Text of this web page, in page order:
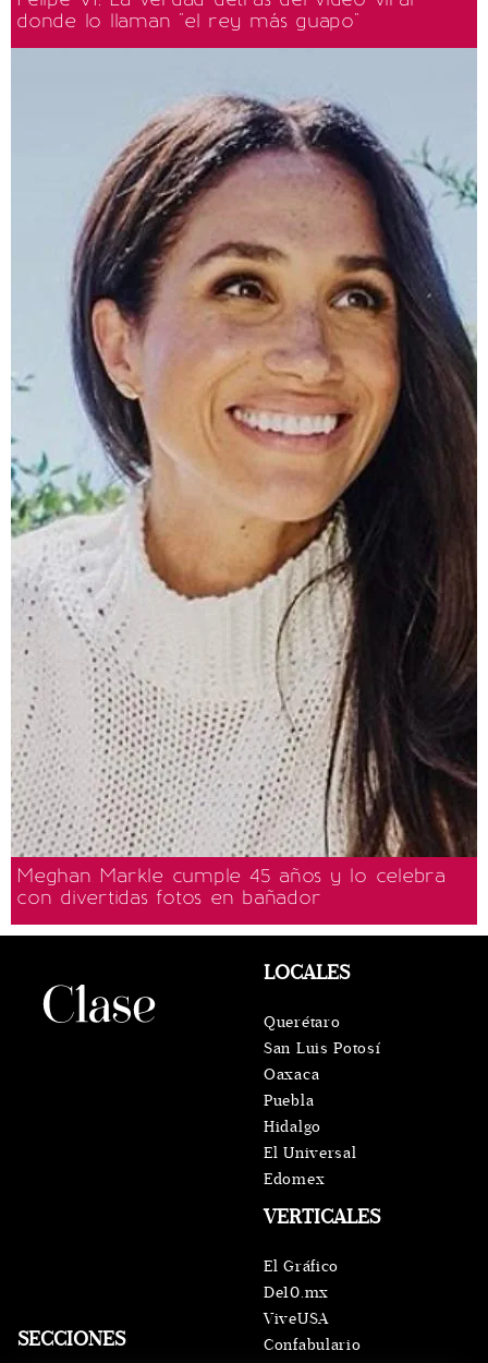
donde lo llaman "el rey más guapo"
Meghan Markle cumple 45 años y lo celebra
con divertidas fotos en bañador
SECCIONES
VERTICALES
El Gráfico
De10.mx
ViveUSA
Confabulario
LOCALES
Querétaro
San Luis Potosí
Oaxaca
Puebla
Hidalgo
El Universal
Edomex